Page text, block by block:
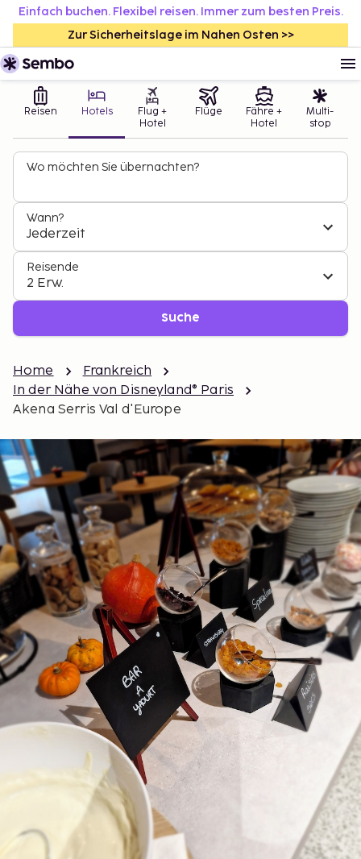
Einfach buchen. Flexibel reisen. Immer zum besten Preis.
Zur Sicherheitslage im Nahen Osten >>
Reisen Hotels
Flug +
Hotel
Flüge
Fähre +
Hotel
Multi-
stop
Wo möchten Sie übernachten?
Wann?
Jederzeit
Reisende
2 Erw.
Suche
Home
Frankreich
In der Nähe von Disneyland® Paris
Akena Serris Val d'Europe